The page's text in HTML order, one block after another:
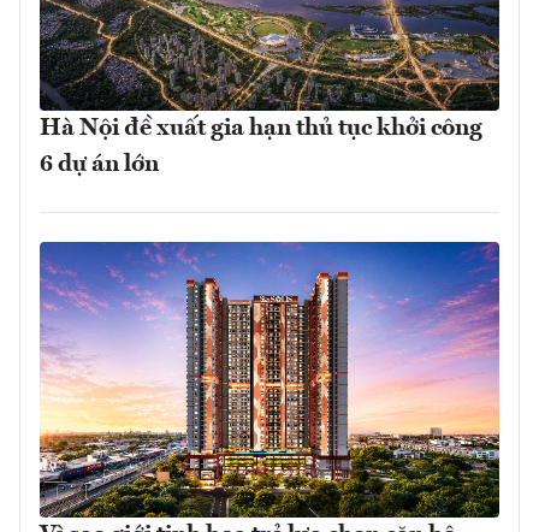
Hà Nội đề xuất gia hạn thủ tục khởi công
6 dự án lớn